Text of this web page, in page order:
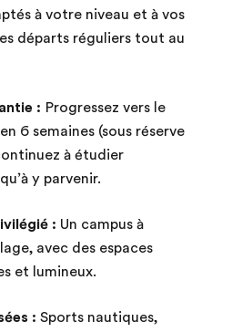
à votre niveau et à vos
départs réguliers tout au
: Progressez vers le
6 semaines (sous réserve
à étudier
y parvenir.
: Un campus à
avec des espaces
et lumineux.
: Sports nautiques,